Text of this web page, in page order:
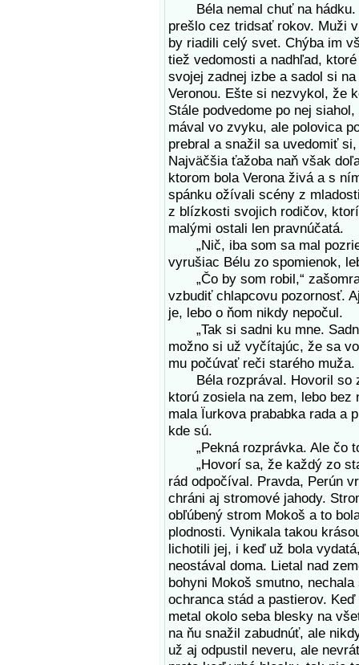
Béla nemal chuť na hádku.
prešlo cez tridsať rokov. Muži
by riadili celý svet. Chýba im
tiež vedomosti a nadhľad,
svojej zadnej izbe a sadol si
Veronou. Ešte si nezvykol, že
Stále podvedome po nej
mával vo zvyku, ale polovica
prebral a snažil sa uvedomiť
Najväčšia ťažoba naň však
ktorom bola Verona živá a s
spánku ožívali scény z
z blízkosti svojich rodičov,
malými ostali len pravnúčatá.
„Nič, iba som sa mal
vyrušiac Bélu zo spomienok,
„Čo by som robil,“
vzbudiť chlapcovu pozornosť.
je, lebo o ňom nikdy nepočul.
„Tak si sadni ku mne.
možno si už vyčítajúc, že sa
mu počúvať reči starého muža.
Béla rozprával. Hovoril so
ktorú zosiela na zem, lebo
mala Ïurkova prababka rada a
kde sú.
„Pekná rozprávka. Ale čo
„Hovorí sa, že každý zo
rád odpočíval. Pravda, Perún
chráni aj stromové jahody.
obľúbený strom Mokoš a to
plodnosti. Vynikala takou
lichotili jej, i keď už bola
neostával doma. Lietal nad
bohyni Mokoš smutno,
ochranca stád a pastierov.
metal okolo seba blesky na
na ňu snažil zabudnúť, ale
už aj odpustil neveru, ale